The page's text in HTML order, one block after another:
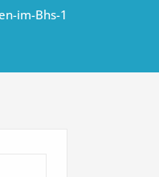
im-Bhs-1